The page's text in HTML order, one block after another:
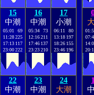
15
中潮
05:01
69
11:28225
17:13 117
23:00222
16
中潮
05:34
73
12:16211
17:46 137
23:23210
17
小潮
06:11
80
13:18 197
18:26 155
23:46 196
22
中潮
23
中潮
24
大潮